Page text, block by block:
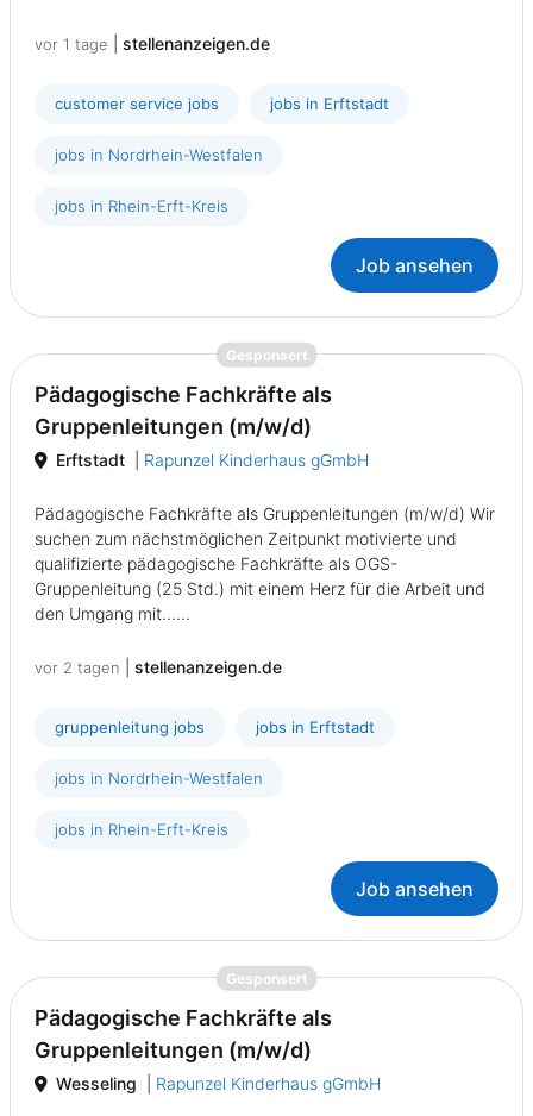
vor 1 tage stellenanzeigen.de
customer service jobs jobs in Erftstadt
jobs in Nordrhein-Westfalen
jobs in Rhein-Erft-Kreis
Job ansehen
Gesponsert{prompt.job}
Pädagogische Fachkräfte als
Gruppenleitungen (m/w/d)
Erftstadt Rapunzel Kinderhaus gGmbH
Pädagogische Fachkräfte als Gruppenleitungen (m/w/d) Wir
suchen zum nächstmöglichen Zeitpunkt motivierte und
qualifizierte pädagogische Fachkräfte als OGS-
Gruppenleitung (25 Std.) mit einem Herz für die Arbeit und
den Umgang mit......
vor 2 tagen stellenanzeigen.de
gruppenleitung jobs jobs in Erftstadt
jobs in Nordrhein-Westfalen
jobs in Rhein-Erft-Kreis
Job ansehen
Gesponsert{prompt.job}
Pädagogische Fachkräfte als
Gruppenleitungen (m/w/d)
Wesseling Rapunzel Kinderhaus gGmbH